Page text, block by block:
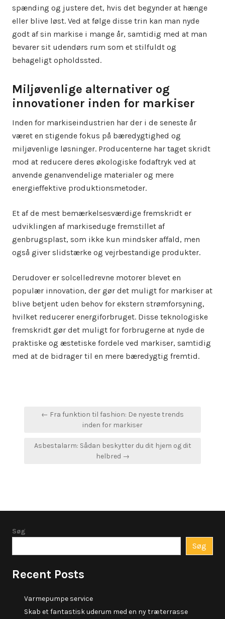
spænding og justere det, hvis det begynder at hænge
eller blive løst. Ved at følge disse trin kan man nyde
godt af sin markise i mange år, samtidig med at man
bevarer sit udendørs rum som et stilfuldt og
behageligt opholdssted.
Miljøvenlige alternativer og
innovationer inden for markiser
Inden for markiseindustrien har der i de seneste år
været en stigende fokus på bæredygtighed og
miljøvenlige løsninger. Producenterne har taget skridt
mod at reducere deres økologiske fodaftryk ved at
anvende genanvendelige materialer og mere
energieffektive produktionsmetoder.
Et af de mest bemærkelsesværdige fremskridt er
udviklingen af markiseduge fremstillet af
genbrugsplast, som ikke kun mindsker affald, men
også giver slidstærke og vejrbestandige produkter.
Derudover er solcelledrevne motorer blevet en
populær innovation, der gør det muligt for markiser at
blive betjent uden behov for ekstern strømforsyning,
hvilket reducerer energiforbruget. Disse teknologiske
fremskridt gør det muligt for forbrugerne at nyde de
praktiske og æstetiske fordele ved markiser, samtidig
med at de bidrager til en mere bæredygtig fremtid.
Indlægsnavigation
← Fra funktion til fashion: De nyeste trends
inden for markiser
Asbestalarm: Sådan beskytter du dit hjem og dit
helbred →
Søg
Søg
Recent Posts
Varmepumpe service
Skab et fantastisk uderum med en ny træterrasse